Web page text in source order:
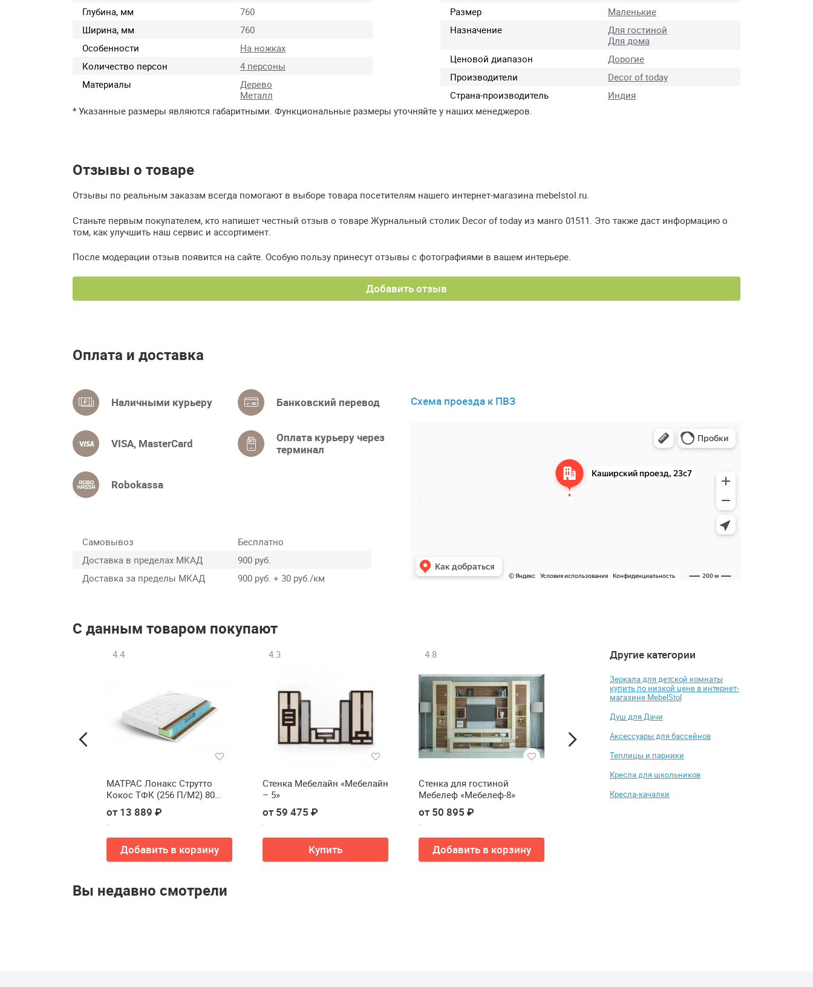
Глубина, мм
760
Ширина, мм
760
Особенности
На ножках
Количество персон
4 персоны
Материалы
Дерево
Металл
Размер
Маленькие
Назначение
Для гостиной
Для дома
Ценовой диапазон
Дорогие
Производители
Decor of today
Страна-производитель
Индия
* Указанные размеры являются габаритными. Функциональные размеры уточняйте у наших менеджеров.
Отзывы о товаре
Отзывы по реальным заказам всегда помогают в выборе товара посетителям нашего интернет-магазина mebelstol.ru.
Станьте первым покупателем, кто напишет честный отзыв о товаре Журнальный столик Decor of today из манго 01511. Это также даст информацию о
том, как улучшить наш сервис и ассортимент.
После модерации отзыв появится на сайте. Особую пользу принесут отзывы с фотографиями в вашем интерьере.
Добавить отзыв
Оплата и доставка
Наличными курьеру Банковский перевод
VISA, MasterCard
Оплата курьеру через
терминал
Robokassa
Самовывоз
Бесплатно
Доставка в пределах МКАД
900 руб.
Доставка за пределы МКАД
900 руб. + 30 руб./км
Схема проезда к ПВЗ
С данным товаром покупают
Другие категории
Зеркала для детской комнаты
купить по низкой цене в интернет-
магазине MebelStol
Душ для Дачи
Аксессуары для бассейнов
Теплицы и парники
Кресла для школьников
Кресла-качалки
4.4
МАТРАС Лонакс Струтто
Кокос ТФК (256 П/М2) 80
см(МАТРАС LONAX STRUTTO
COCOS TFK (256 П/М2) 80 см)
от 13 889 ₽
Добавить в корзину
4.3
Стенка Мебелайн «Мебелайн
– 5»
от 59 475 ₽
Купить
4.8
Стенка для гостиной
Мебелеф «Мебелеф-8»
от 50 895 ₽
Добавить в корзину
Прихожая BTS Варда
Вы недавно смотрели